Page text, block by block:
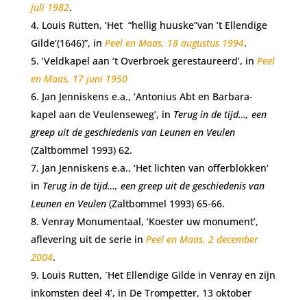
juli 1982.
Louis Rutten, ‘Het “hellig huuske”van ’t Ellendige
Gilde’(1646)”, in Peel enMaas, 18 augustus 1994.
‘Veldkapel aan ’t Overbroek gerestaureerd’, in Peel
en Maas, 17 juni 1950
Jan Jenniskens e.a., ‘Antonius Abt en Barbara-
kapel aan de Veulenseweg’, in Terug in de tijd…, een
greep uit de geschiedenis van Leunen en Veulen
(Zaltbommel 1993) 62.
Jan Jenniskens e.a., ‘Het lichten van offerblokken’
in Terug in de tijd…, een greep uit de geschiedenis van
Leunen en Veulen(Zaltbommel 1993) 65-66.
Venray Monumentaal, ‘Koester uw monument’,
aflevering uit de serie in Peel en Maas, 2 december
2004.
Louis Rutten, ´Het Ellendige Gilde in Venray en zijn
inkomsten deel 4’, in De Trompetter, 13 oktober